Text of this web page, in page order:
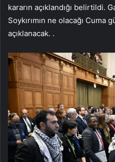
kararın açıklandığı belirtildi.
Soykırımın ne olacağı Cuma
açıklanacak. .